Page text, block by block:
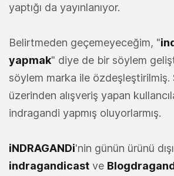
yaptığı da yayınlanıyor.
Belirtmeden geçemeyeceğim, "
yapmak" diye de bir söylem
söylem marka ile özdeşleştirilmiş.
üzerinden alışveriş yapan
indragandi yapmış oluyorlarmış.
iNDRAGANDi'nin günün ürünü
indragandicast ve